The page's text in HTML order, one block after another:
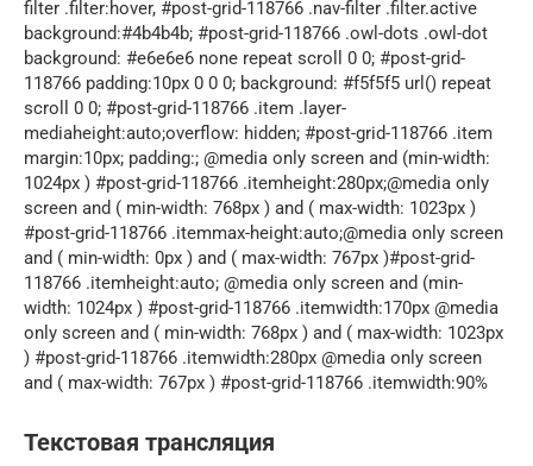
filter .filter:hover, #post-grid-118766 .nav-filter .filter.active
background:#4b4b4b; #post-grid-118766 .owl-dots .owl-dot
background: #e6e6e6 none repeat scroll 0 0; #post-grid-
118766 padding:10px 0 0 0; background: #f5f5f5 url() repeat
scroll 0 0; #post-grid-118766 .item .layer-
mediaheight:auto;overflow: hidden; #post-grid-118766 .item
margin:10px; padding:; @media only screen and (min-width:
1024px ) #post-grid-118766 .itemheight:280px;@media only
screen and ( min-width: 768px ) and ( max-width: 1023px )
#post-grid-118766 .itemmax-height:auto;@media only screen
and ( min-width: 0px ) and ( max-width: 767px )#post-grid-
118766 .itemheight:auto; @media only screen and (min-
width: 1024px ) #post-grid-118766 .itemwidth:170px @media
only screen and ( min-width: 768px ) and ( max-width: 1023px
) #post-grid-118766 .itemwidth:280px @media only screen
and ( max-width: 767px ) #post-grid-118766 .itemwidth:90%
Текстовая трансляция